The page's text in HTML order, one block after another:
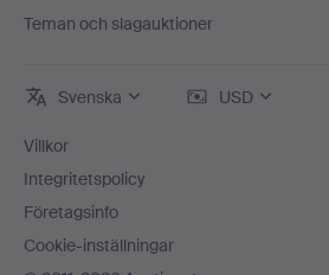
Teman och slagauktioner
Svenska USD
Villkor
Integritetspolicy
Företagsinfo
Cookie-inställningar